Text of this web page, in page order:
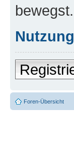
bewegst.
Foren-Übersicht